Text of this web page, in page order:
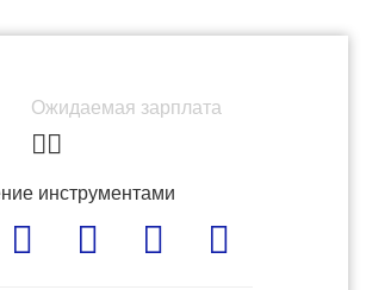
Ожидаемая зарплата
инструментами